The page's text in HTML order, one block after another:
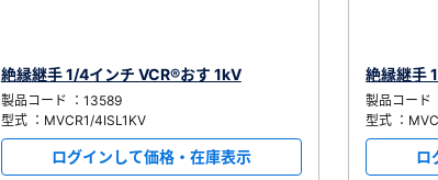
絶縁継手 1/4インチ VCR®おす 1kV
製品コード ：13589
型式 ：MVCR1/4ISL1KV
ログインして価格・在庫表示
絶縁継手
製品コード
型式 ：
ロ